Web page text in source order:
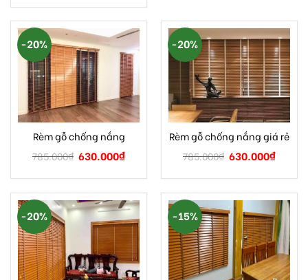
-20%
Rèm gỗ chống nắng
785.000₫ 630.000₫
-20%
Rèm gỗ chống nắng giá rẻ
785.000₫ 630.000₫
-20% -15%